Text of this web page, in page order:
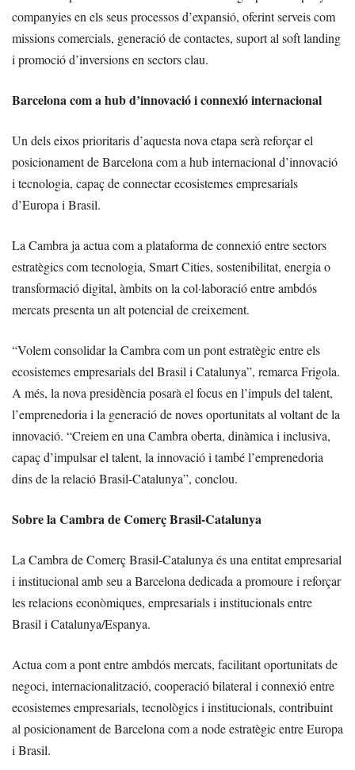
companyies en els seus processos d’expansió, oferint serveis com
missions comercials, generació de contactes, suport al soft landing
i promoció d’inversions en sectors clau.
Barcelona com a hub d’innovació i connexió internacional
Un dels eixos prioritaris d’aquesta nova etapa serà reforçar el
posicionament de Barcelona com a hub internacional d’innovació
i tecnologia, capaç de connectar ecosistemes empresarials
d’Europa i Brasil.
La Cambra ja actua com a plataforma de connexió entre sectors
estratègics com tecnologia, Smart Cities, sostenibilitat, energia o
transformació digital, àmbits on la col·laboració entre ambdós
mercats presenta un alt potencial de creixement.
“Volem consolidar la Cambra com un pont estratègic entre els
ecosistemes empresarials del Brasil i Catalunya”, remarca Frigola.
A més, la nova presidència posarà el focus en l’impuls del talent,
l’emprenedoria i la generació de noves oportunitats al voltant de la
innovació. “Creiem en una Cambra oberta, dinàmica i inclusiva,
capaç d’impulsar el talent, la innovació i també l’emprenedoria
dins de la relació Brasil-Catalunya”, conclou.
Sobre la Cambra de Comerç Brasil-Catalunya
La Cambra de Comerç Brasil-Catalunya és una entitat empresarial
i institucional amb seu a Barcelona dedicada a promoure i reforçar
les relacions econòmiques, empresarials i institucionals entre
Brasil i Catalunya/Espanya.
Actua com a pont entre ambdós mercats, facilitant oportunitats de
negoci, internacionalització, cooperació bilateral i connexió entre
ecosistemes empresarials, tecnològics i institucionals, contribuint
al posicionament de Barcelona com a node estratègic entre Europa
i Brasil.